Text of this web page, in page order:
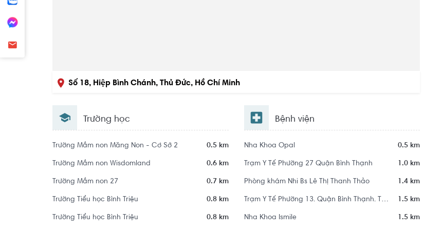
Số 18, Hiệp Bình Chánh, Thủ Đức, Hồ Chí Minh
Trường học
Trường Mầm non Măng Non - Cơ Sở 2 0.5 km
Trường Mầm non Wisdomland 0.6 km
Trường Mầm non 27 0.7 km
Trường Tiểu học Bình Triệu 0.8 km
Trường Tiểu học Bình Triệu 0.8 km
Bệnh viện
Nha Khoa Opal 0.5 km
Trạm Y Tế Phường 27 Quận Bình Thạnh 1.0 km
Phòng khám Nhi Bs Lê Thị Thanh Thảo 1.4 km
Trạm Y Tế Phường 13. Quận Bình Thạnh. Thành Phố Hồ Chí Minh 1.5 km
Nha Khoa Ismile 1.5 km